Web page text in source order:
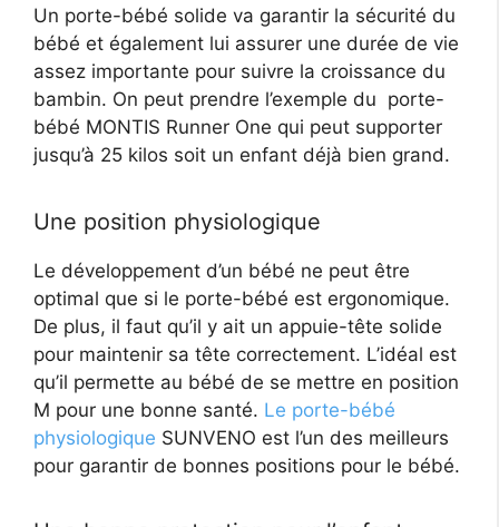
Un porte-bébé solide va garantir la sécurité du
bébé et également lui assurer une durée de vie
assez importante pour suivre la croissance du
bambin. On peut prendre l’exemple du porte-
bébé MONTIS Runner One qui peut supporter
jusqu’à 25 kilos soit un enfant déjà bien grand.
Une position physiologique
Le développement d’un bébé ne peut être
optimal que si le porte-bébé est ergonomique.
De plus, il faut qu’il y ait un appuie-tête solide
pour maintenir sa tête correctement. L’idéal est
qu’il permette au bébé de se mettre en position
M pour une bonne santé. Le porte-bébé
physiologique SUNVENO est l’un des meilleurs
pour garantir de bonnes positions pour le bébé.